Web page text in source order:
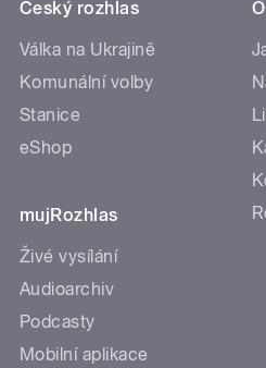
Český rozhlas
Válka na Ukrajině
Komunální volby
Stanice
eShop
mujRozhlas
Živé vysílání
Audioarchiv
Podcasty
Mobilní aplikace